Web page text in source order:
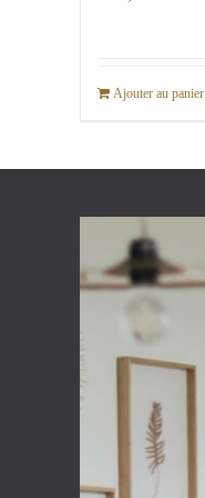
Ajouter au panier